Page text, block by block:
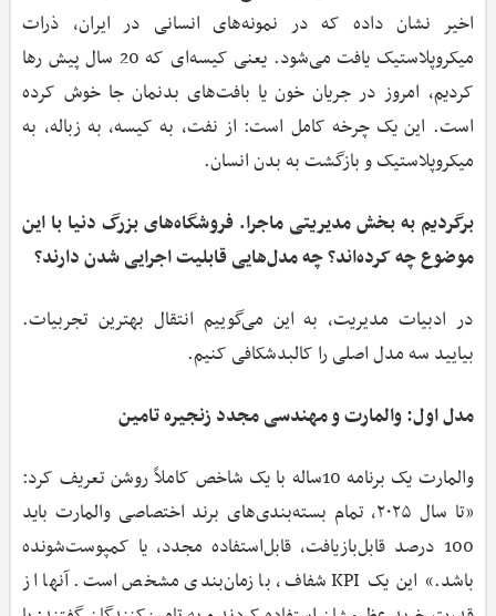
اخیر نشان داده که در نمونه‌های انسانی در ایران، ذرات
میکروپلاستیک یافت می‌شود. یعنی کیسه‌ای که 20 سال پیش رها
کردیم، امروز در جریان خون یا بافت‌های بدنمان جا خوش کرده
است. این یک چرخه کامل است: از نفت، به کیسه، به زباله، به
میکروپلاستیک و بازگشت به بدن انسان.
برگردیم به بخش مدیریتی ماجرا. فروشگاه‌های بزرگ دنیا با این
موضوع چه کرده‌اند؟ چه مدل‌هایی قابلیت اجرایی شدن دارند؟
در ادبیات مدیریت، به این می‌گوییم انتقال بهترین تجربیات.
بیایید سه مدل اصلی را کالبدشکافی کنیم.
مدل اول: والمارت و مهندسی مجدد زنجیره تامین
والمارت یک برنامه 10‌ساله با یک شاخص کاملاً روشن تعریف کرد:
«تا سال ۲۰۲۵، تمام بسته‌بندی‌های برند اختصاصی والمارت باید
100 درصد قابل‌بازیافت، قابل‌استفاده مجدد، یا کمپوست‌شونده
باشد.» این یک KPI شفاف، با زمان‌بندی مشخص است. آنها از